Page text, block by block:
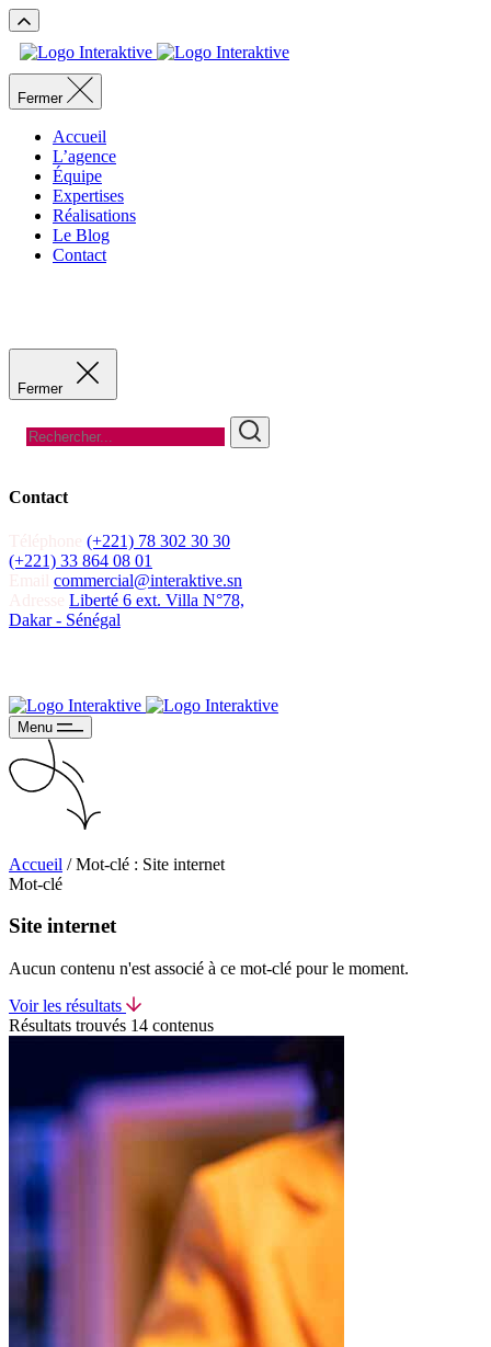
Fermer
Accueil
L’agence
Équipe
Expertises
Réalisations
Le Blog
Contact
Fermer
Contact
(+221) 78 302 30 30
(+221) 33 864 08 01
commercial@interaktive.sn
Liberté 6 ext. Villa N°78,
Dakar - Sénégal
Menu
Accueil / Mot-clé : Site internet
Mot-clé
Site internet
Aucun contenu n'est associé à ce mot-clé pour le moment.
Voir les résultats
Résultats trouvés 14 contenus